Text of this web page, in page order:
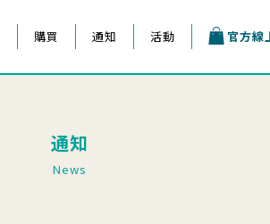
購買 通知 活動 官方線
通知
News